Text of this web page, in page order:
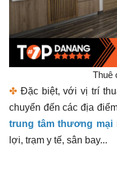
Thuê
✤ Đặc biệt, với vị trí
chuyển đến các địa
trung tâm thương mại
lợi, trạm y tế, sân bay...